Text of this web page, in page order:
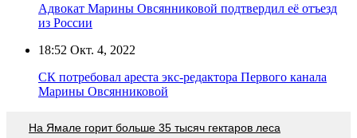
Адвокат Марины Овсянниковой подтвердил её отъезд
из России
18:52 Окт. 4, 2022
СК потребовал ареста экс-редактора Первого канала
Марины Овсянниковой
На Ямале горит больше 35 тысяч гектаров леса